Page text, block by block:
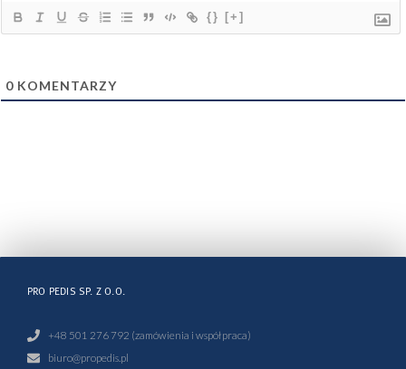
{} [+]
0 KOMENTARZY
PRO PEDIS SP. Z O.O.
+48 501 276 792 (zamówienia i współpraca)
biuro@propedis.pl